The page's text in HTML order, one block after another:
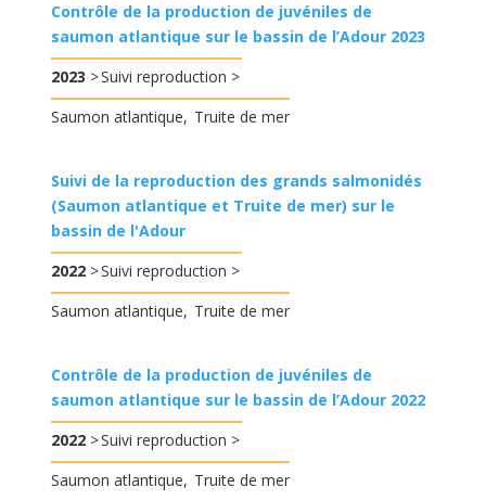
Contrôle de la production de juvéniles de
saumon atlantique sur le bassin de l’Adour 2023
2023
Suivi reproduction
Saumon atlantique
Truite de mer
Suivi de la reproduction des grands salmonidés
(Saumon atlantique et Truite de mer) sur le
bassin de l'Adour
2022
Suivi reproduction
Saumon atlantique
Truite de mer
Contrôle de la production de juvéniles de
saumon atlantique sur le bassin de l’Adour 2022
2022
Suivi reproduction
Saumon atlantique
Truite de mer